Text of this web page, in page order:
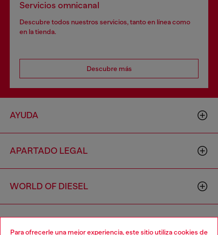
Para ofrecerle una mejor experiencia, este sitio utiliza cookies de
Servicios omnicanal
Descubre todos nuestros servicios, tanto en línea como
en la tienda.
Descubre más
AYUDA
APARTADO LEGAL
WORLD OF DIESEL